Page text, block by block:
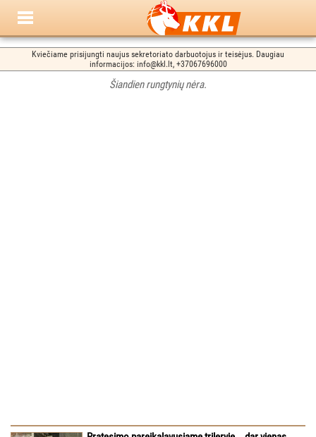
Kviečiame prisijungti naujus sekretoriato darbuotojus ir teisėjus. Daugiau
informacijos: info@kkl.lt, +37067696000
Šiandien rungtynių nėra.